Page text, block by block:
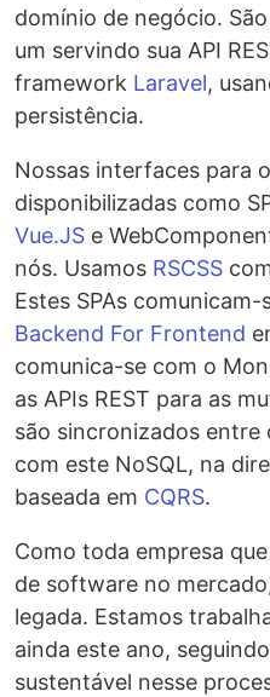
domínio de negócio.
um servindo sua API
framework Laravel,
persistência.
Nossas interfaces para
disponibilizadas como
Vue.JS e
nós. Usamos RSCSS
Estes SPAs
Backend For Frontend
comunica-se com o
as APIs REST para as
são sincronizados entre
com este NoSQL, na
baseada em CQRS.
Como toda empresa
de software no
legada. Estamos
ainda este ano,
sustentável nesse